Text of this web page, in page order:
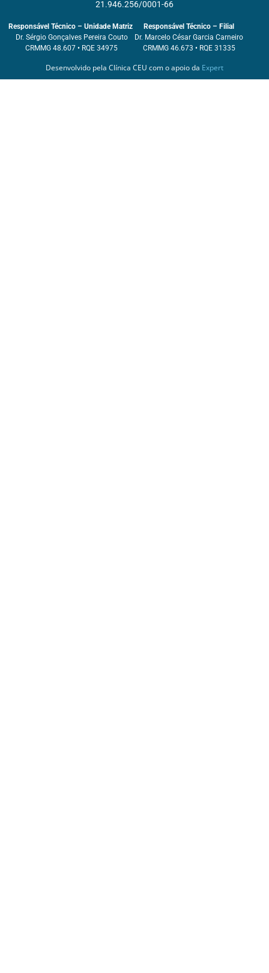
21.946.256/0001-66
Responsável Técnico – Unidade Matriz
Dr. Sérgio Gonçalves Pereira Couto
CRMMG 48.607 • RQE 34975
Responsável Técnico – Filial
Dr. Marcelo César Garcia Carneiro
CRMMG 46.673 • RQE 31335
Desenvolvido pela Clínica CEU com o apoio da Expert